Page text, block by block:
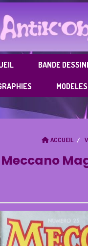
BANDE
ACCUEIL
Meccano